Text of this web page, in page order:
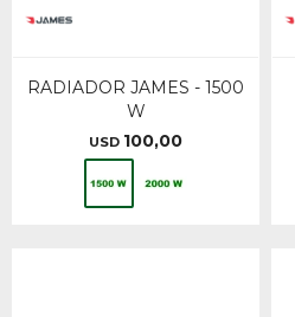
RADIADOR JAMES - 1500
W
USD 100,00